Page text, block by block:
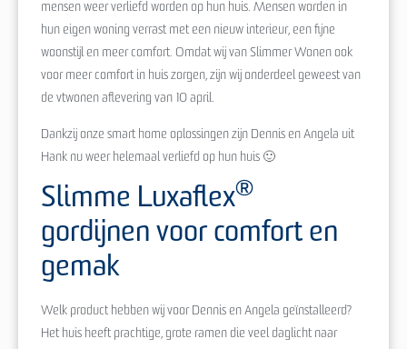
mensen weer verliefd worden op hun huis. Mensen worden in
hun eigen woning verrast met een nieuw interieur, een fijne
woonstijl en meer comfort. Omdat wij van Slimmer Wonen ook
voor meer comfort in huis zorgen, zijn wij onderdeel geweest van
de vtwonen aflevering van 10 april.
Dankzij onze smart home oplossingen zijn Dennis en Angela uit
Hank nu weer helemaal verliefd op hun huis 🙂
Slimme Luxaflex®
gordijnen voor comfort en
gemak
Welk product hebben wij voor Dennis en Angela geïnstalleerd?
Het huis heeft prachtige, grote ramen die veel daglicht naar